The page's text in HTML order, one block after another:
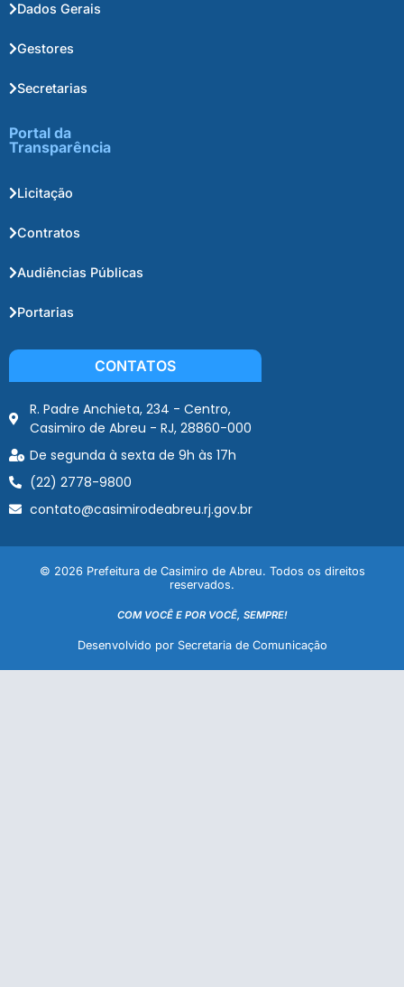
Dados Gerais
Gestores
Secretarias
Portal da
Transparência
Licitação
Contratos
Audiências Públicas
Portarias
CONTATOS
R. Padre Anchieta, 234 - Centro,
Casimiro de Abreu - RJ, 28860-000
De segunda à sexta de 9h às 17h
(22) 2778-9800
contato@casimirodeabreu.rj.gov.br
© 2026 Prefeitura de Casimiro de Abreu. Todos os direitos
reservados.
COM VOCÊ E POR VOCÊ, SEMPRE!
Desenvolvido por Secretaria de Comunicação